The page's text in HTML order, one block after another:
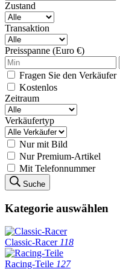
Zustand
Transaktion
Preisspanne (Euro €)
Fragen Sie den Verkäufer
Kostenlos
Zeitraum
Verkäufertyp
Nur mit Bild
Nur Premium-Artikel
Mit Telefonnummer
Suche
Kategorie auswählen
Classic-Racer 118
Racing-Teile 127